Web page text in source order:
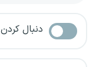
دنبال